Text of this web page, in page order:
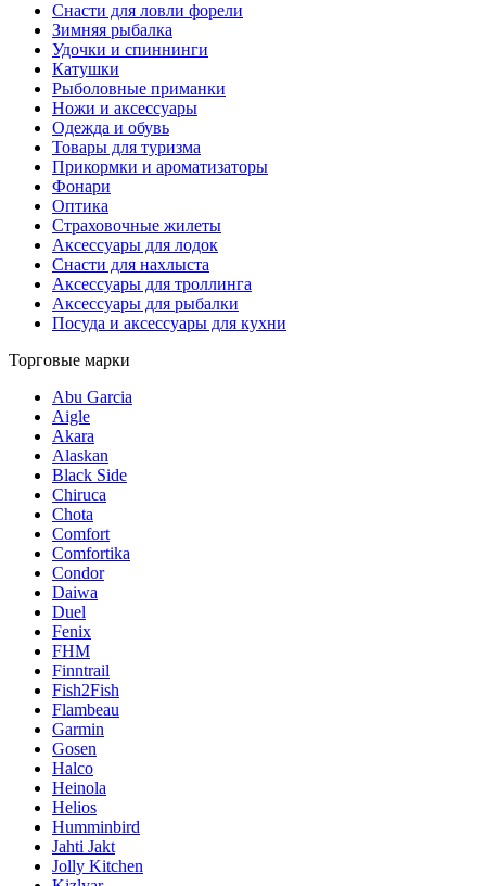
Снасти для ловли форели
Зимняя рыбалка
Удочки и спиннинги
Катушки
Рыболовные приманки
Ножи и аксессуары
Одежда и обувь
Товары для туризма
Прикормки и ароматизаторы
Фонари
Оптика
Страховочные жилеты
Аксессуары для лодок
Снасти для нахлыста
Аксессуары для троллинга
Аксессуары для рыбалки
Посуда и аксессуары для кухни
Торговые марки
Abu Garcia
Aigle
Akara
Alaskan
Black Side
Chiruca
Chota
Comfort
Comfortika
Condor
Daiwa
Duel
Fenix
FHM
Finntrail
Fish2Fish
Flambeau
Garmin
Gosen
Halco
Heinola
Helios
Humminbird
Jahti Jakt
Jolly Kitchen